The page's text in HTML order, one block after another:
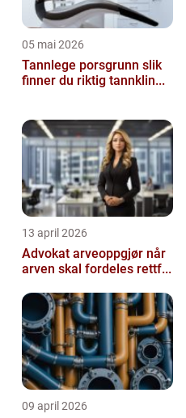
05 mai 2026
Tannlege porsgrunn slik
finner du riktig tannklin...
13 april 2026
Advokat arveoppgjør når
arven skal fordeles rettf...
09 april 2026